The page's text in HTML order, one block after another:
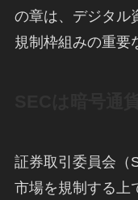
の章は、デジタル
規制枠組みの重要
証券取引委員会（
市場を規制する上